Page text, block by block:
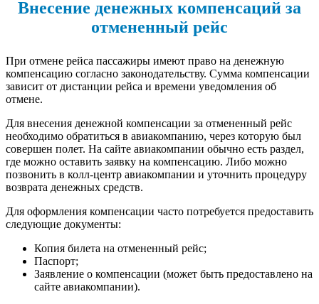
Внесение денежных компенсаций за
отмененный рейс
При отмене рейса пассажиры имеют право на денежную
компенсацию согласно законодательству. Сумма компенсации
зависит от дистанции рейса и времени уведомления об
отмене.
Для внесения денежной компенсации за отмененный рейс
необходимо обратиться в авиакомпанию, через которую был
совершен полет. На сайте авиакомпании обычно есть раздел,
где можно оставить заявку на компенсацию. Либо можно
позвонить в колл-центр авиакомпании и уточнить процедуру
возврата денежных средств.
Для оформления компенсации часто потребуется предоставить
следующие документы:
Копия билета на отмененный рейс;
Паспорт;
Заявление о компенсации (может быть предоставлено на
сайте авиакомпании).